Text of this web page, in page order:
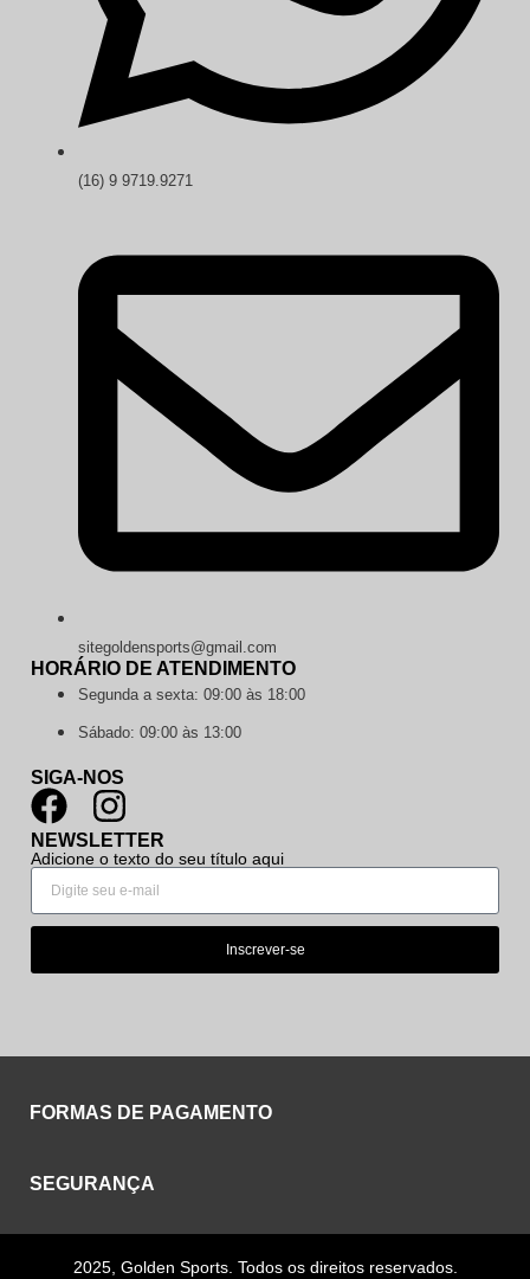
(16) 9 9719.9271
sitegoldensports@gmail.com
HORÁRIO DE ATENDIMENTO
Segunda a sexta: 09:00 às 18:00
Sábado: 09:00 às 13:00
SIGA-NOS
NEWSLETTER
Adicione o texto do seu título aqui
Inscrever-se
FORMAS DE PAGAMENTO
SEGURANÇA
2025, Golden Sports. Todos os direitos reservados.